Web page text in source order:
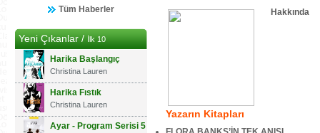
Tüm Haberler
Yeni Çıkanlar /İlk 10
Harika Başlangıç
Christina Lauren
Harika Fıstık
Christina Lauren
Ayar - Program Serisi 5
Hakkında
Yazarın Kitapları